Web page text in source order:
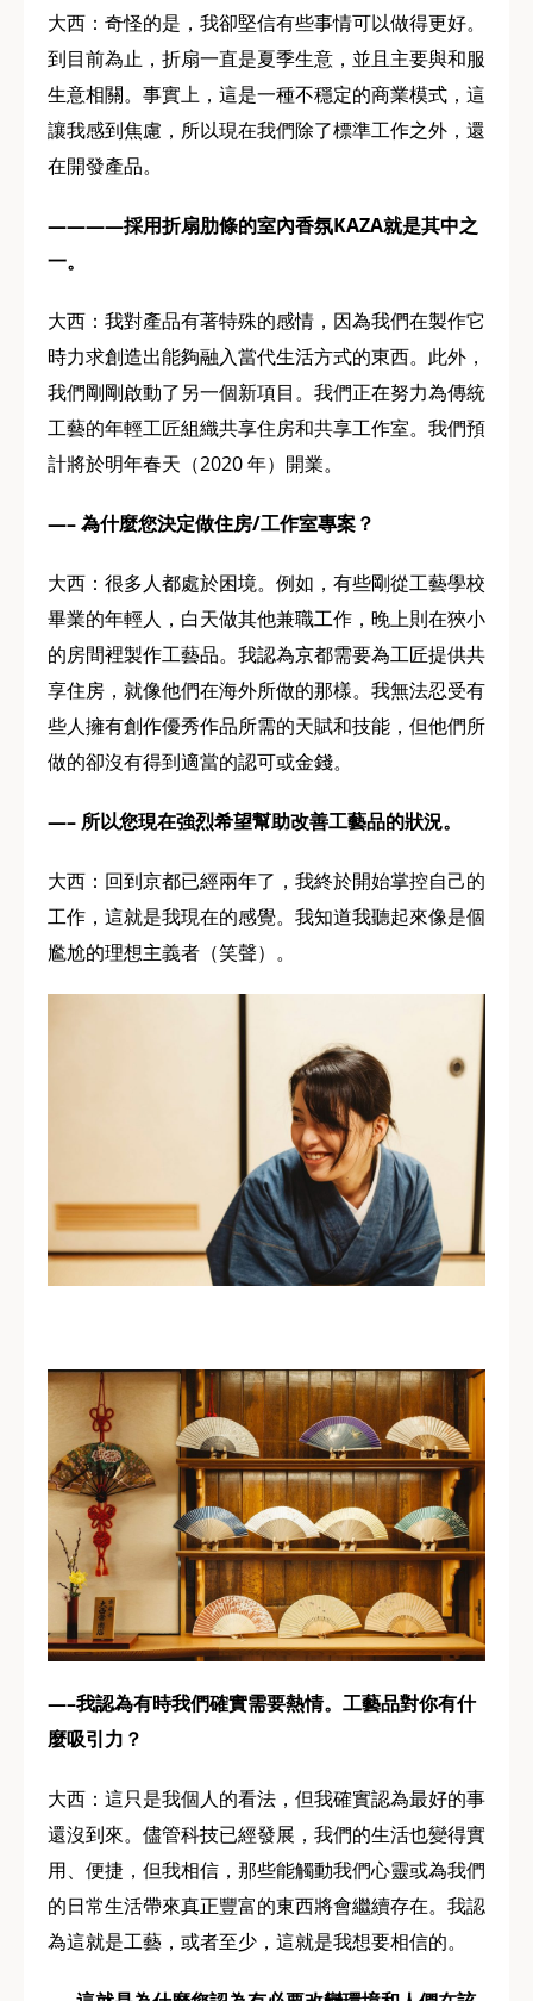
大西：奇怪的是，我卻堅信有些事情可以做得更好。
到目前為止，折扇一直是夏季生意，並且主要與和服
生意相關。事實上，這是一種不穩定的商業模式，這
讓我感到焦慮，所以現在我們除了標準工作之外，還
在開發產品。
————採用折扇肋條的室內香氛KAZA就是其中之
一。
大西：我對產品有著特殊的感情，因為我們在製作它
時力求創造出能夠融入當代生活方式的東西。此外，
我們剛剛啟動了另一個新項目。我們正在努力為傳統
工藝的年輕工匠組織共享住房和共享工作室。我們預
計將於明年春天（2020 年）開業。
—– 為什麼您決定做住房/工作室專案？
大西：很多人都處於困境。例如，有些剛從工藝學校
畢業的年輕人，白天做其他兼職工作，晚上則在狹小
的房間裡製作工藝品。我認為京都需要為工匠提供共
享住房，就像他們在海外所做的那樣。我無法忍受有
些人擁有創作優秀作品所需的天賦和技能，但他們所
做的卻沒有得到適當的認可或金錢。
—– 所以您現在強烈希望幫助改善工藝品的狀況。
大西：回到京都已經兩年了，我終於開始掌控自己的
工作，這就是我現在的感覺。我知道我聽起來像是個
尷尬的理想主義者（笑聲）。
—–我認為有時我們確實需要熱情。工藝品對你有什
麼吸引力？
大西：這只是我個人的看法，但我確實認為最好的事
還沒到來。儘管科技已經發展，我們的生活也變得實
用、便捷，但我相信，那些能觸動我們心靈或為我們
的日常生活帶來真正豐富的東西將會繼續存在。我認
為這就是工藝，或者至少，這就是我想要相信的。